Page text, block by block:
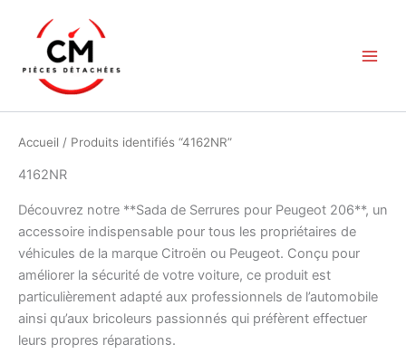
contenu
Accueil / Produits identifiés “4162NR”
4162NR
Découvrez notre **Sada de Serrures pour Peugeot 206**, un
accessoire indispensable pour tous les propriétaires de
véhicules de la marque Citroën ou Peugeot. Conçu pour
améliorer la sécurité de votre voiture, ce produit est
particulièrement adapté aux professionnels de l’automobile
ainsi qu’aux bricoleurs passionnés qui préfèrent effectuer
leurs propres réparations.